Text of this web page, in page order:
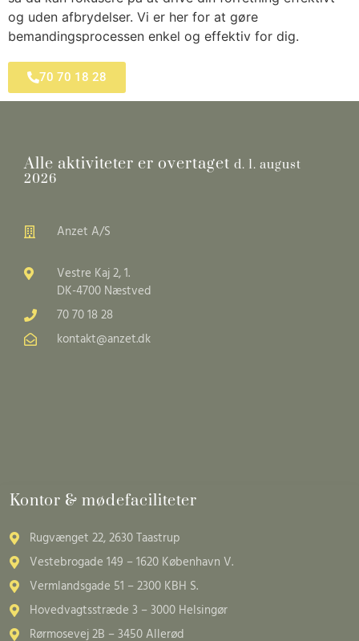
og uden afbrydelser. Vi er her for at gøre
bemandingsprocessen enkel og effektiv for dig.
70 70 18 28
Alle aktiviteter er overtaget d. 1. august
2026
Anzet A/S
Vestre Kaj 2, 1.
DK-4700 Næstved
70 70 18 28
kontakt@anzet.dk
Kontor & mødefaciliteter
Rugvænget 22, 2630 Taastrup
Vestebrogade 149 – 1620 København V.
Vermlandsgade 51 – 2300 KBH S.
Hovedvagtsstræde 3 – 3000 Helsingør
Rørmosevej 2B – 3450 Allerød